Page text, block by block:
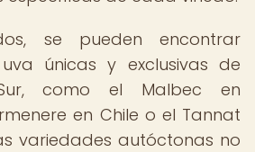
se pueden encontrar
únicas y exclusivas de
como el Malbec en
en Chile o el Tannat
variedades autóctonas no